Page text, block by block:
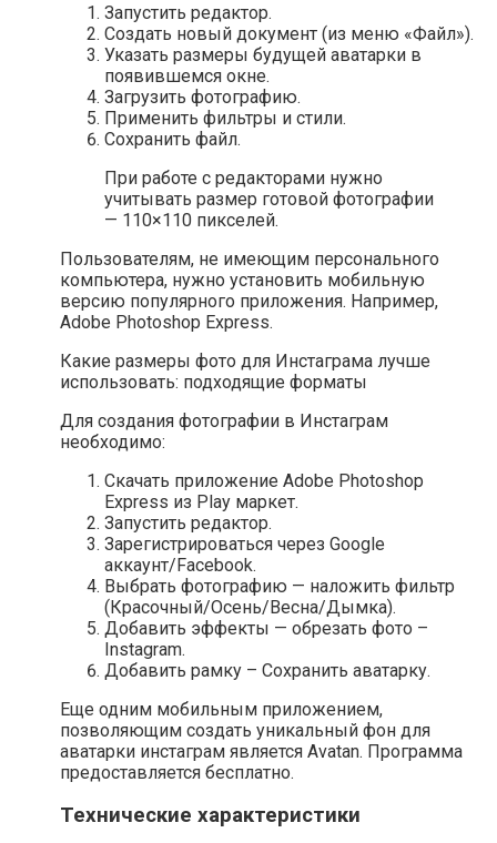
Запустить редактор.
Создать новый документ (из меню «Файл»).
Указать размеры будущей аватарки в
появившемся окне.
Загрузить фотографию.
Применить фильтры и стили.
Сохранить файл.
При работе с редакторами нужно
учитывать размер готовой фотографии
— 110×110 пикселей.
Пользователям, не имеющим персонального
компьютера, нужно установить мобильную
версию популярного приложения. Например,
Adobe Photoshop Express.
Какие размеры фото для Инстаграма лучше
использовать: подходящие форматы
Для создания фотографии в Инстаграм
необходимо:
Скачать приложение Adobe Photoshop
Express из Play маркет.
Запустить редактор.
Зарегистрироваться через Google
аккаунт/Facebook.
Выбрать фотографию — наложить фильтр
(Красочный/Осень/Весна/Дымка).
Добавить эффекты — обрезать фото –
Instagram.
Добавить рамку – Сохранить аватарку.
Еще одним мобильным приложением,
позволяющим создать уникальный фон для
аватарки инстаграм является Avatan. Программа
предоставляется бесплатно.
Технические характеристики